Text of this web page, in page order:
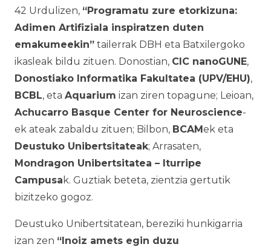
42 Urdulizen, “Programatu zure etorkizuna:
Adimen Artifiziala inspiratzen duten
emakumeekin” tailerrak DBH eta Batxilergoko
ikasleak bildu zituen. Donostian, CIC nanoGUNE,
Donostiako Informatika Fakultatea (UPV/EHU),
BCBL, eta Aquarium izan ziren topagune; Leioan,
Achucarro Basque Center for Neuroscience-
ek ateak zabaldu zituen; Bilbon, BCAMek eta
Deustuko Unibertsitateak; Arrasaten,
Mondragon Unibertsitatea – Iturripe
Campusa k. Guztiak beteta, zientzia gertutik
bizitzeko gogoz.
Deustuko Unibertsitatean, bereziki hunkigarria
izan zen “Inoiz amets egin duzu